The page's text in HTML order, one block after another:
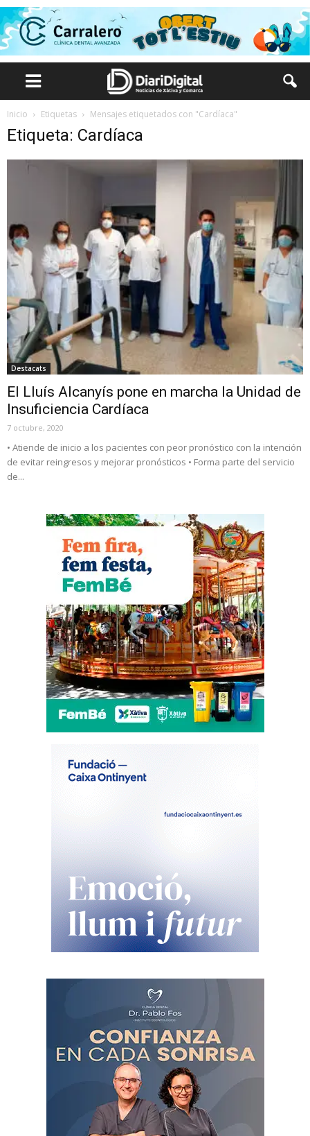
Inicio Etiquetas Mensajes etiquetados con "Cardíaca"
Etiqueta: Cardíaca
Destacats
El Lluís Alcanyís pone en marcha la Unidad de
Insuficiencia Cardíaca
7 octubre, 2020
• Atiende de inicio a los pacientes con peor pronóstico con la intención
de evitar reingresos y mejorar pronósticos • Forma parte del servicio
de...